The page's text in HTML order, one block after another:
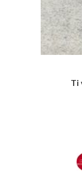
Ti